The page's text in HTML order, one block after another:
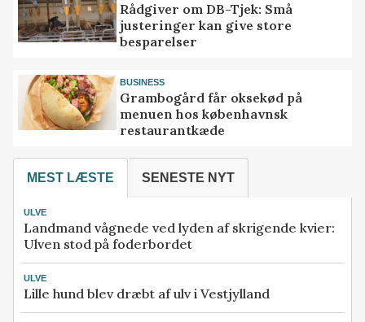
Rådgiver om DB-Tjek: Små
justeringer kan give store
besparelser
BUSINESS
Grambogård får oksekød på
menuen hos københavnsk
restaurantkæde
MEST LÆSTE SENESTE NYT
ULVE
Landmand vågnede ved lyden af skrigende kvier:
Ulven stod på foderbordet
ULVE
Lille hund blev dræbt af ulv i Vestjylland